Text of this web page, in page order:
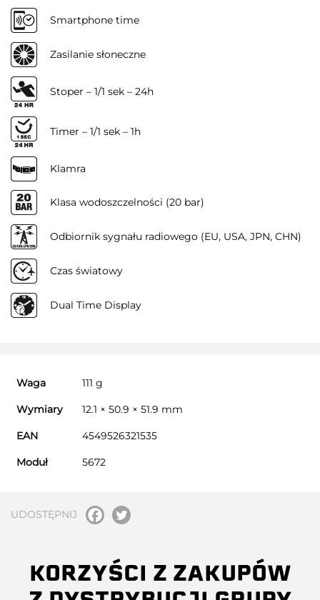
Smartphone time
Zasilanie słoneczne
Stoper – 1/1 sek – 24h
Timer – 1/1 sek – 1h
Klamra
Klasa wodoszczelności (20 bar)
Odbiornik sygnału radiowego (EU, USA, JPN, CHN)
Czas światowy
Dual Time Display
Waga 111 g
Wymiary 12.1 × 50.9 × 51.9 mm
EAN 4549526321535
Moduł 5672
UDOSTĘPNIJ
KORZYŚCI Z ZAKUPÓW